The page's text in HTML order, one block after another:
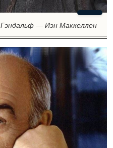
Гэндальф — Иэн Маккеллен